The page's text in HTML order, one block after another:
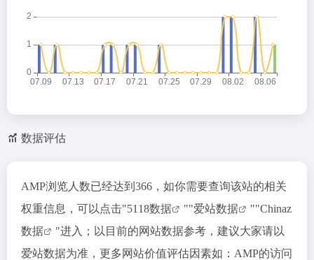
数据评估
AMP浏览人数已经达到366，如你需要查询该站的相关
权重信息，可以点击"5118数据 ""爱站数据 ""Chinaz
数据
"进入；以目前的网站数据参考，建议大家请以
爱站数据为准，更多网站价值评估因素如：AMP的访问